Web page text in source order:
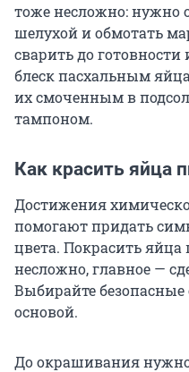
тоже несложно: нужно
шелухой и обмотать
сварить до
блеск пасхальным
их смоченным в
тампоном.
Как красить яйца
Достижения
помогают придать
цвета. Покрасить
несложно, главное —
Выбирайте
основой.
До окрашивания